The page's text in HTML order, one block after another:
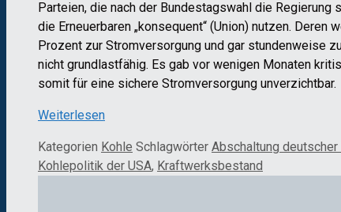
Parteien, die nach der Bundestagswahl die
die Erneuerbaren „konsequent“ (Union) nutzen.
Prozent zur Stromversorgung und gar stundenweise
nicht grundlastfähig. Es gab vor wenigen Monaten
somit für eine sichere Stromversorgung unverzichtbar.
Weiterlesen
Kategorien Kohle Schlagwörter Abschaltung
Kohlepolitik der USA, Kraftwerksbestand